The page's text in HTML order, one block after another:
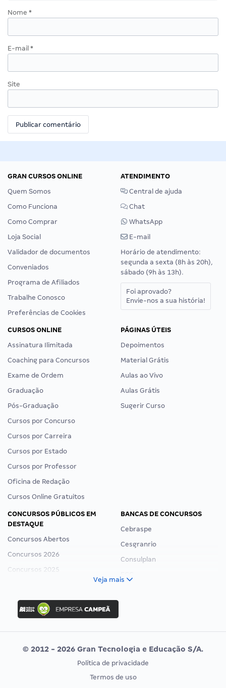
Nome *
E-mail *
Site
GRAN CURSOS ONLINE
Quem Somos
Como Funciona
Como Comprar
Loja Social
Validador de documentos
Conveniados
Programa de Afiliados
Trabalhe Conosco
Preferências de Cookies
ATENDIMENTO
Central de ajuda
Chat
WhatsApp
E-mail
Horário de atendimento:
segunda a sexta (8h às 20h),
sábado (9h às 13h).
Foi aprovado?
Envie-nos a sua história!
CURSOS ONLINE
Assinatura Ilimitada
Coaching para Concursos
Exame de Ordem
Graduação
Pós-Graduação
Cursos por Concurso
Cursos por Carreira
Cursos por Estado
Cursos por Professor
Oficina de Redação
Cursos Online Gratuitos
PÁGINAS ÚTEIS
Depoimentos
Material Grátis
Aulas ao Vivo
Aulas Grátis
Sugerir Curso
CONCURSOS PÚBLICOS EM
DESTAQUE
Concursos Abertos
Concursos 2026
Concursos 2025
Concurso Ibama
Concurso MPU
Editais publicados
BANCAS DE CONCURSOS
Cebraspe
Cesgranrio
Consulplan
Vunesp
CONCURSOS POR PROFISSÃO
EXAME DE ORDEM
Veja mais
© 2012 - 2026 Gran Tecnologia e Educação S/A.
Política de privacidade
Termos de uso